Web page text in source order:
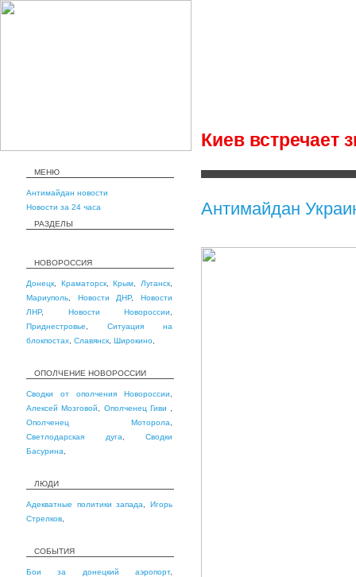
Киев встречает
МЕНЮ
Антимайдан новости
Новости за 24 часа
РАЗДЕЛЫ
НОВОРОССИЯ
Донецк Краматорск,Крым Луганск
Мариуполь
Новости ДНР,Новости
ЛНР, Новости Новороссии
Приднестровье
Ситуация на
блокпостах Славянск Широкино
ОПОЛЧЕНИЕ НОВОРОССИИ
Сводки от ополчения Новороссии
Алексей Мозговой
Ополченец Гиви
Ополченец Моторола
Светлодарская дуга
Сводки
Басурина
ЛЮДИ
Адекватные политики запада ,Игорь
Стрелков
СОБЫТИЯ
Бои за донецкий аэропорт,
Антимайдан